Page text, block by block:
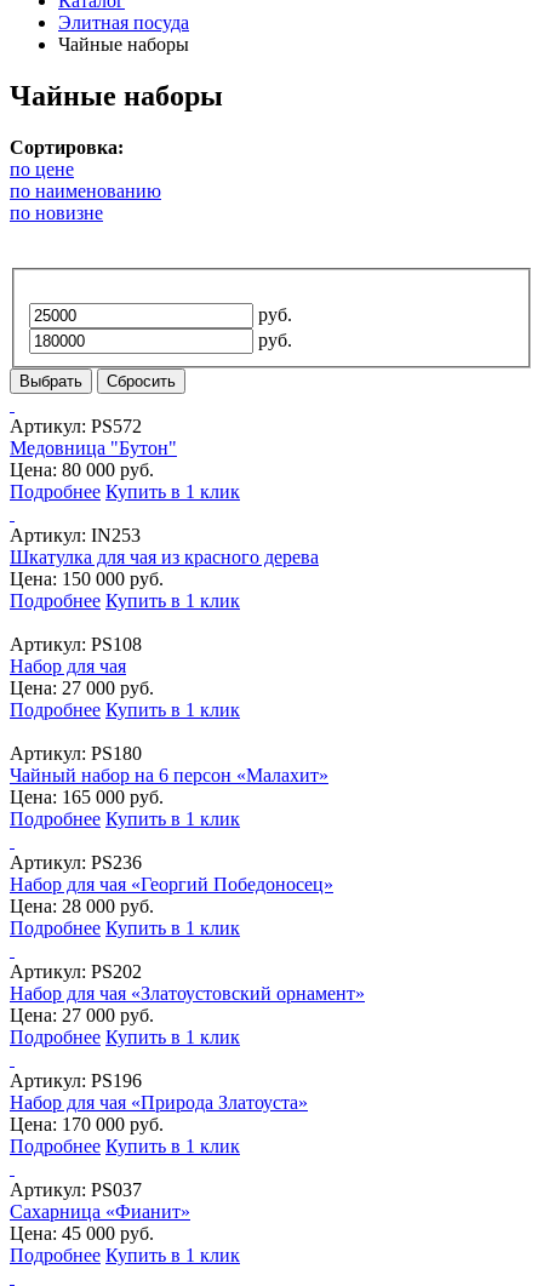
Элитная посуда
Чайные наборы
Чайные наборы
Сортировка:
по цене
по наименованию
по новизне
руб.
руб.
Выбрать Сбросить
Артикул: PS572
Медовница "Бутон"
Цена: 80 000 руб.
Подробнее Купить в 1 клик
Артикул: IN253
Шкатулка для чая из красного дерева
Цена: 150 000 руб.
Подробнее Купить в 1 клик
Артикул: PS108
Набор для чая
Цена: 27 000 руб.
Подробнее Купить в 1 клик
Артикул: PS180
Чайный набор на 6 персон «Малахит»
Цена: 165 000 руб.
Подробнее Купить в 1 клик
Артикул: PS236
Набор для чая «Георгий Победоносец»
Цена: 28 000 руб.
Подробнее Купить в 1 клик
Артикул: PS202
Набор для чая «Златоустовский орнамент»
Цена: 27 000 руб.
Подробнее Купить в 1 клик
Артикул: PS196
Набор для чая «Природа Златоуста»
Цена: 170 000 руб.
Подробнее Купить в 1 клик
Артикул: PS037
Сахарница «Фианит»
Цена: 45 000 руб.
Подробнее Купить в 1 клик